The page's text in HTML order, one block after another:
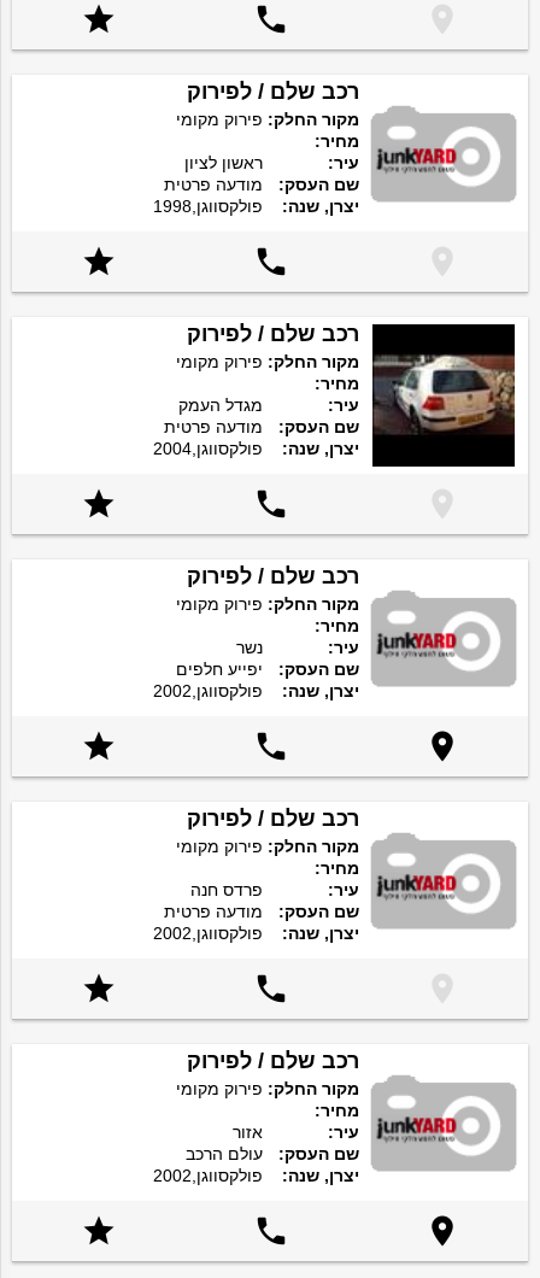



רכב שלם / לפירוק
מקור החלק: פירוק מקומי
מחיר:
עיר:
ראשון לציון
שם העסק:
מודעה פרטית
יצרן, שנה:
פולקסווגן,1998



רכב שלם / לפירוק
מקור החלק: פירוק מקומי
מחיר:
עיר:
מגדל העמק
שם העסק:
מודעה פרטית
יצרן, שנה:
פולקסווגן,2004



רכב שלם / לפירוק
מקור החלק: פירוק מקומי
מחיר:
עיר:
נשר
שם העסק:
יפייע חלפים
יצרן, שנה:
פולקסווגן,2002



רכב שלם / לפירוק
מקור החלק: פירוק מקומי
מחיר:
עיר:
פרדס חנה
שם העסק:
מודעה פרטית
יצרן, שנה:
פולקסווגן,2002



רכב שלם / לפירוק
מקור החלק: פירוק מקומי
מחיר:
עיר:
אזור
שם העסק:
עולם הרכב
יצרן, שנה:
פולקסווגן,2002


